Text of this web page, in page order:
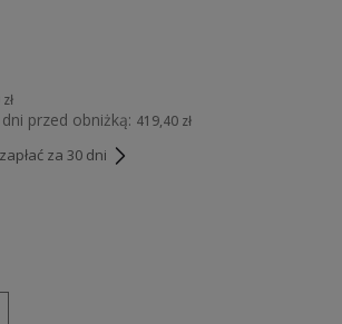
przed obniżką: 419,40 zł
za 30 dni